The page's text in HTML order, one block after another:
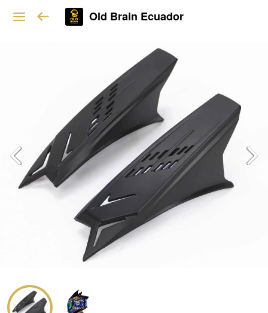
Old Brain Ecuador